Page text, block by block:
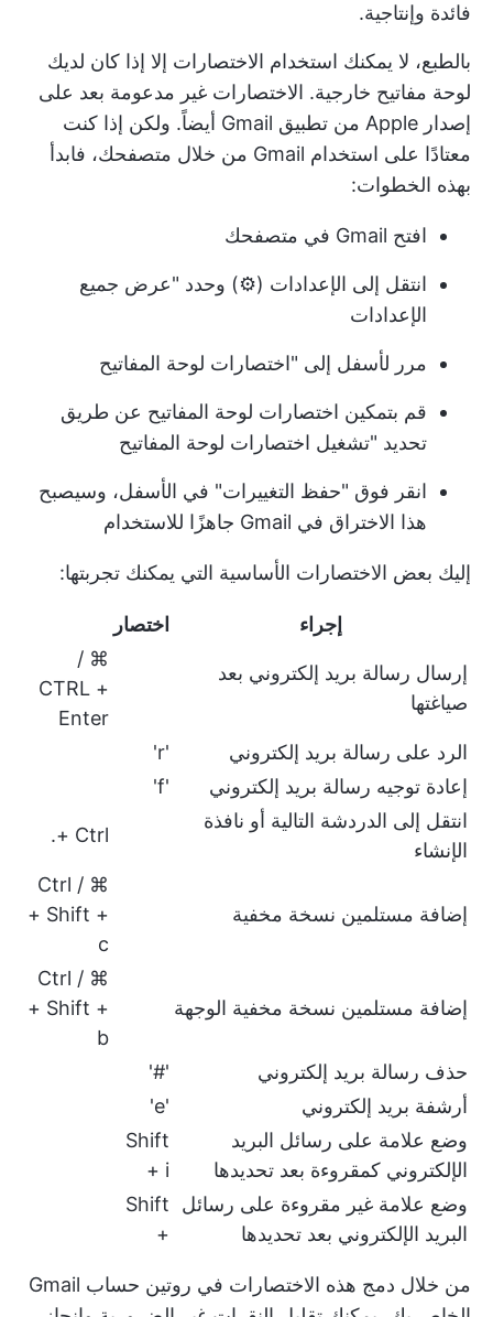
فائدة وإنتاجية.
بالطبع، لا يمكنك استخدام الاختصارات إلا إذا كان لديك
لوحة مفاتيح خارجية. الاختصارات غير مدعومة بعد على
إصدار Apple من تطبيق Gmail أيضاً. ولكن إذا كنت
معتادًا على استخدام Gmail من خلال متصفحك، فابدأ
بهذه الخطوات:
افتح Gmail في متصفحك
انتقل إلى الإعدادات (⚙️) وحدد "عرض جميع
الإعدادات
مرر لأسفل إلى "اختصارات لوحة المفاتيح
قم بتمكين اختصارات لوحة المفاتيح عن طريق
تحديد "تشغيل اختصارات لوحة المفاتيح
انقر فوق "حفظ التغييرات" في الأسفل، وسيصبح
هذا الاختراق في Gmail جاهزًا للاستخدام
إليك بعض الاختصارات الأساسية التي يمكنك تجربتها:
إجراء اختصار
إرسال رسالة بريد إلكتروني بعد
صياغتها
⌘ /
CTRL +
Enter
الرد على رسالة بريد إلكتروني
'r'
إعادة توجيه رسالة بريد إلكتروني
'f'
انتقل إلى الدردشة التالية أو نافذة
الإنشاء
Ctrl +.
إضافة مستلمين نسخة مخفية
⌘ / Ctrl
+ Shift +
c
إضافة مستلمين نسخة مخفية الوجهة
⌘ / Ctrl
+ Shift +
b
حذف رسالة بريد إلكتروني
'#'
أرشفة بريد إلكتروني
'e'
وضع علامة على رسائل البريد
الإلكتروني كمقروءة بعد تحديدها
Shift
+ i
وضع علامة غير مقروءة على رسائل
البريد الإلكتروني بعد تحديدها
Shift
+
من خلال دمج هذه الاختصارات في روتين حساب Gmail